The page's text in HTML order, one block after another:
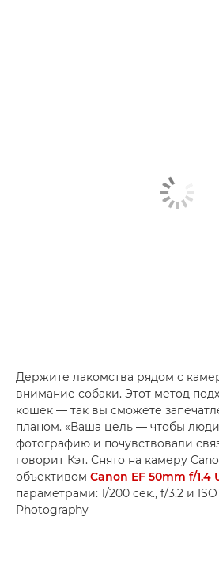
Держите лакомства рядом с
внимание собаки. Этот метод
кошек — так вы сможете
планом. «Ваша цель — чтобы
фотографию и почувствовали
говорит Кэт. Снято на камеру
объективом Canon EF 50mm f/1.4
параметрами: 1/200 сек., f/3.2 и
Photography